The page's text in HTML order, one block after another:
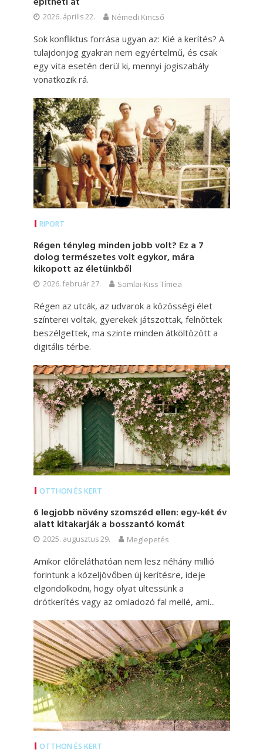
2026. április 22. Némedi Kincső
Sok konfliktus forrása ugyan az: Kié a kerítés? A
tulajdonjog gyakran nem egyértelmű, és csak
egy vita esetén derül ki, mennyi jogiszabály
vonatkozik rá.
RIPORT
Régen tényleg minden jobb volt? Ez a 7
dolog természetes volt egykor, mára
kikopott az életünkből
2026. február 27. Somlai-Kiss Tímea
Régen az utcák, az udvarok a közösségi élet
színterei voltak, gyerekek játszottak, felnőttek
beszélgettek, ma szinte minden átköltözött a
digitális térbe.
OTTHON ÉS KERT
6 legjobb növény szomszéd ellen: egy-két év
alatt kitakarják a bosszantó komát
2025. augusztus 29. Meglepetés
Amikor előreláthatóan nem lesz néhány millió
forintunk a közeljövőben új kerítésre, ideje
elgondolkodni, hogy olyat ültessünk a
drótkerítés vagy az omladozó fal mellé, ami...
OTTHON ÉS KERT